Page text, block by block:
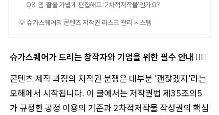
Q8. 밈·짤을 가볍게 편집해도 ‘2차적저작물’인가요?
💡 슈가스퀘어의 콘텐츠 저작권 리스크 관리 시스템
슈가스퀘어가 드리는 창작자와 기업을 위한 필수 안내 💁‍♀️
콘텐츠 제작 과정의 저작권 분쟁은 대부분 '괜찮겠지'라는
오해에서 시작됩니다. 이 글에서는 저작권법 제35조의5
가 규정한 공정 이용의 기준과 2차적저작물 작성권의 핵심